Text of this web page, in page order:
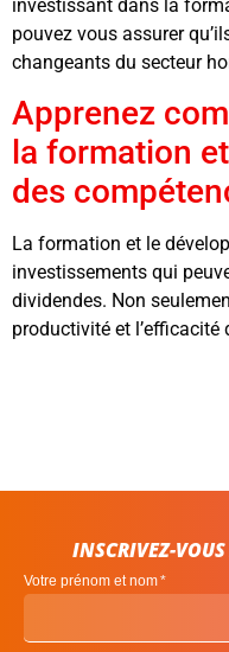
investissant dans la
pouvez vous assurer
changeants du secteur
Apprenez
la formation
des
La formation et le
investissements qui
dividendes. Non
productivité et l’efficacité
INSCRIVEZ-
Votre prénom et nom